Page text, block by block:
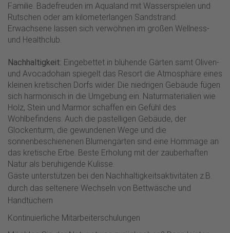
Familie. Badefreuden im Aqualand mit Wasserspielen und
Rutschen oder am kilometerlangen Sandstrand.
Erwachsene lassen sich verwöhnen im großen Wellness-
und Healthclub.
Nachhaltigkeit: Eingebettet in blühende Gärten samt Oliven-
und Avocadohain spiegelt das Resort die Atmosphäre eines
kleinen kretischen Dorfs wider. Die niedrigen Gebäude fügen
sich harmonisch in die Umgebung ein. Naturmaterialien wie
Holz, Stein und Marmor schaffen ein Gefühl des
Wohlbefindens. Auch die pastelligen Gebäude, der
Glockenturm, die gewundenen Wege und die
sonnenbeschienenen Blumengärten sind eine Hommage an
das kretische Erbe. Beste Erholung mit der zauberhaften
Natur als beruhigende Kulisse.
Gäste unterstützen bei den Nachhaltigkeitsaktivitäten z.B.
durch das seltenere Wechseln von Bettwäsche und
Handtüchern
Kontinuierliche Mitarbeiterschulungen